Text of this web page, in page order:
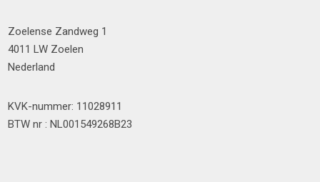
Zoelense Zandweg 1
4011 LW Zoelen
Nederland
KVK-nummer: 11028911
BTW nr : NL001549268B23